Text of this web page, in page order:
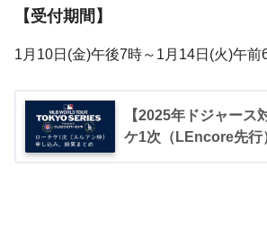
【受付期間】
1月10日(金)午後7時～1月14日(火)午前
【2025年ドジャース
ケ1次（LEncore先行